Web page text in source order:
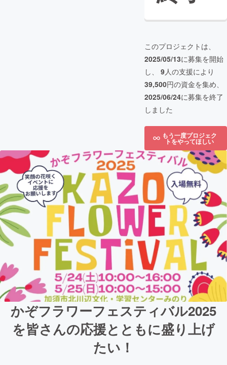
このプロジェクトは、
2025/05/13に募集を開始
し、 9人の支援により
39,500円の資金を集め、
2025/06/24に募集を終了
しました
もう一度プロジェク
トをやってほしい
かぞフラワーフェスティバル2025
を皆さんの応援とともに盛り上げ
たい！